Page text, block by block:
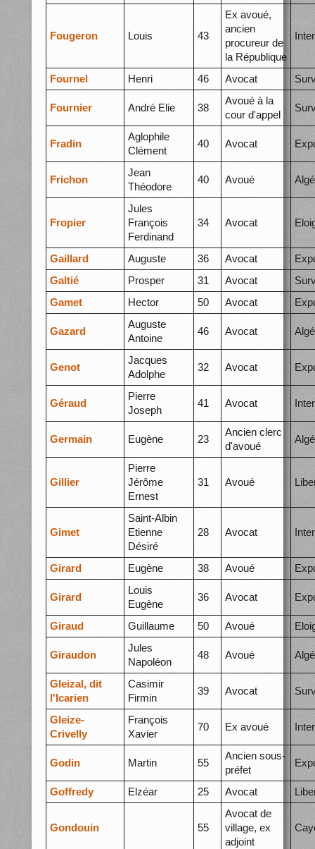
Fougeron Louis 43
Ex avoué,
ancien
procureur de
la République
Fournel Henri 46 Avocat
Fournier André Elie 38
Avoué à la
cour d'appel
Fradin
Aglophile
Clément
40 Avocat
Frichon
Jean
Théodore
40 Avoué
Fropier
Jules
François
Ferdinand
34 Avocat
Gaillard Auguste 36 Avocat
Galtié
Prosper 31 Avocat
Gamet
Hector 50 Avocat
Gazard
Auguste
Antoine
46 Avocat
Genot
Jacques
Adolphe
32 Avocat
Géraud
Pierre
Joseph
41 Avocat
Germain Eugène 23
Ancien clerc
d'avoué
Gillier
Pierre
Jérôme
Ernest
31 Avoué
Gimet
Saint-Albin
Etienne
Désiré
28 Avocat
Girard Eugène 38 Avoué
Girard
Louis
Eugène
36 Avocat
Giraud Guillaume 50 Avoué
Giraudon
Jules
Napoléon
48 Avoué
Gleizal, dit
l'Icarien
Casimir
Firmin
39 Avocat
Gleize-
Crivelly
François
Xavier
70 Ex avoué
Godin Martin 55
Ancien sous-
préfet
Goffredy Elzéar 25 Avocat
Gondouin 55
Avocat de
village, ex
adjoint